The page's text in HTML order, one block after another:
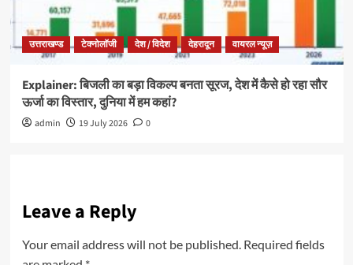
उत्तराखण्ड टेक्नोलॉजी देश / विदेश देहरादून वायरल न्यूज़
Explainer: बिजली का बड़ा विकल्प बनता सूरज, देश में कैसे हो रहा सौर
ऊर्जा का विस्तार, दुनिया में हम कहां?
admin 19 July 2026 0
Leave a Reply
Your email address will not be published. Required fields